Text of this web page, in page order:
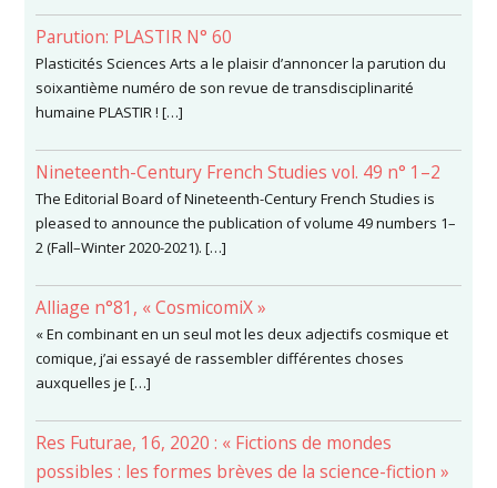
Parution: PLASTIR N° 60
Plasticités Sciences Arts a le plaisir d’annoncer la parution du
soixantième numéro de son revue de transdisciplinarité
humaine PLASTIR ! […]
Nineteenth-Century French Studies vol. 49 n° 1–2
The Editorial Board of Nineteenth-Century French Studies is
pleased to announce the publication of volume 49 numbers 1–
2 (Fall–Winter 2020-2021). […]
Alliage n°81, « CosmicomiX »
« En combinant en un seul mot les deux adjectifs cosmique et
comique, j’ai essayé de rassembler différentes choses
auxquelles je […]
Res Futurae, 16, 2020 : « Fictions de mondes
possibles : les formes brèves de la science-fiction »